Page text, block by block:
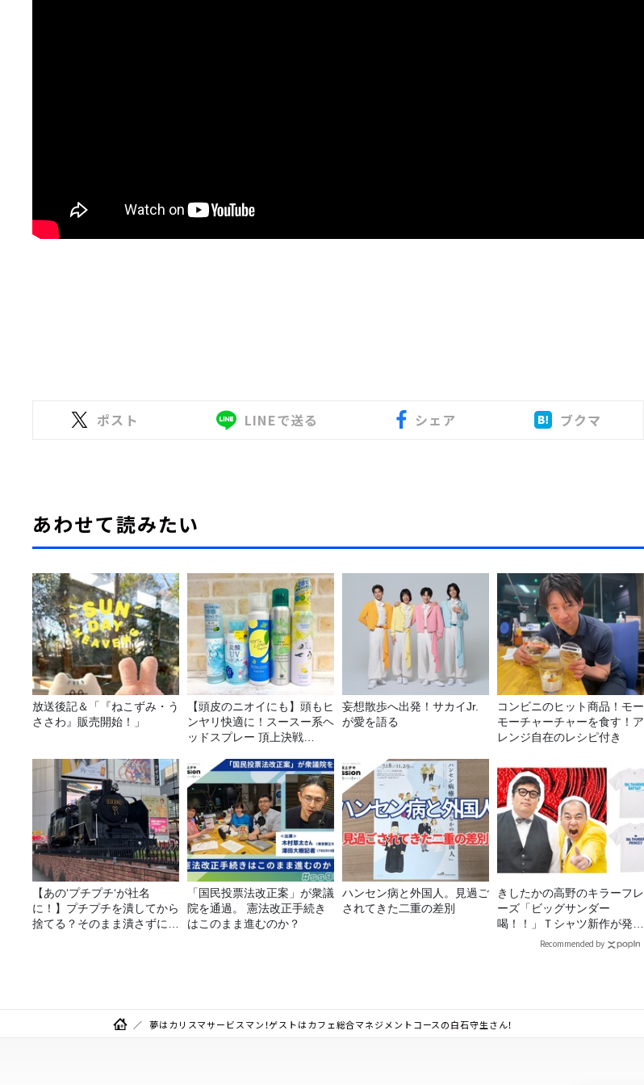
ポスト LINEで送る シェア ブクマ
あわせて読みたい
放送後記＆「『ねこずみ・う
ささわ』販売開始！」
【頭皮のニオイにも】頭もヒ
ンヤリ快適に！スースー系ヘ
ッドスプレー 頂上決戦
妄想散歩へ出発！サカイJr.
が愛を語る
コンビニのヒット商品！モー
モーチャーチャーを食す！ア
レンジ自在のレシピ付き
【あの‘プチプチ‘が社名
に！】プチプチを潰してから
捨てる？そのまま潰さずに捨
「国民投票法改正案」が衆議
院を通過。 憲法改正手続き
はこのまま進むのか？
ハンセン病と外国人。見過ご
されてきた二重の差別
きしたかの高野のキラーフレ
ーズ「ビッグサンダー
喝！！」Ｔシャツ新作が発売
Recommended by
夢はカリスマサービスマン！ゲストはカフェ総合マネジメントコースの白石守生さん！